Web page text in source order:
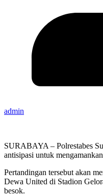
admin
SURABAYA – Polrestabes
antisipasi untuk
Pertandingan tersebut akan
Dewa United di Stadion
besok.